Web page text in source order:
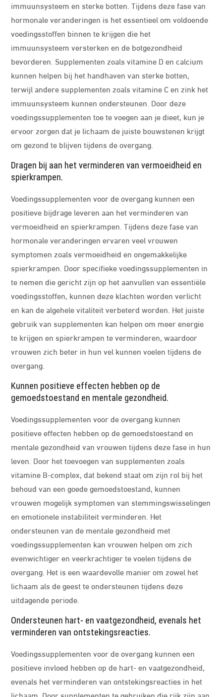
immuunsysteem en sterke botten. Tijdens deze fase van
hormonale veranderingen is het essentieel om voldoende
voedingsstoffen binnen te krijgen die het
immuunsysteem versterken en de botgezondheid
bevorderen. Supplementen zoals vitamine D en calcium
kunnen helpen bij het handhaven van sterke botten,
terwijl andere supplementen zoals vitamine C en zink het
immuunsysteem kunnen ondersteunen. Door deze
voedingssupplementen toe te voegen aan je dieet, kun je
ervoor zorgen dat je lichaam de juiste bouwstenen krijgt
om gezond te blijven tijdens de overgang.
Dragen bij aan het verminderen van vermoeidheid en
spierkrampen.
Voedingssupplementen voor de overgang kunnen een
positieve bijdrage leveren aan het verminderen van
vermoeidheid en spierkrampen. Tijdens deze fase van
hormonale veranderingen ervaren veel vrouwen
symptomen zoals vermoeidheid en ongemakkelijke
spierkrampen. Door specifieke voedingssupplementen in
te nemen die gericht zijn op het aanvullen van essentiële
voedingsstoffen, kunnen deze klachten worden verlicht
en kan de algehele vitaliteit verbeterd worden. Het juiste
gebruik van supplementen kan helpen om meer energie
te krijgen en spierkrampen te verminderen, waardoor
vrouwen zich beter in hun vel kunnen voelen tijdens de
overgang.
Kunnen positieve effecten hebben op de
gemoedstoestand en mentale gezondheid.
Voedingssupplementen voor de overgang kunnen
positieve effecten hebben op de gemoedstoestand en
mentale gezondheid van vrouwen tijdens deze fase in hun
leven. Door het toevoegen van supplementen zoals
vitamine B-complex, dat bekend staat om zijn rol bij het
behoud van een goede gemoedstoestand, kunnen
vrouwen mogelijk symptomen van stemmingswisselingen
en emotionele instabiliteit verminderen. Het
ondersteunen van de mentale gezondheid met
voedingssupplementen kan vrouwen helpen om zich
evenwichtiger en veerkrachtiger te voelen tijdens de
overgang. Het is een waardevolle manier om zowel het
lichaam als de geest te ondersteunen tijdens deze
uitdagende periode.
Ondersteunen hart- en vaatgezondheid, evenals het
verminderen van ontstekingsreacties.
Voedingssupplementen voor de overgang kunnen een
positieve invloed hebben op de hart- en vaatgezondheid,
evenals het verminderen van ontstekingsreacties in het